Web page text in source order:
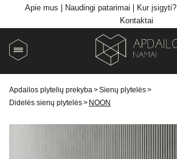
Apie mus Naudingi patarimai Kur įsigyti?
Kontaktai
Apdailos plytelių prekyba >Sienų plytelės>
Didelės sienų plytelės> NOON